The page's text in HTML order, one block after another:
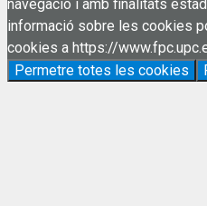
navegació i amb finalitats
informació sobre les cookies
cookies a https://
Permetre totes les cookies